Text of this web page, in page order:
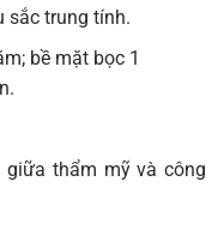
sắc trung tính.
bề mặt bọc 1
thẩm mỹ và công